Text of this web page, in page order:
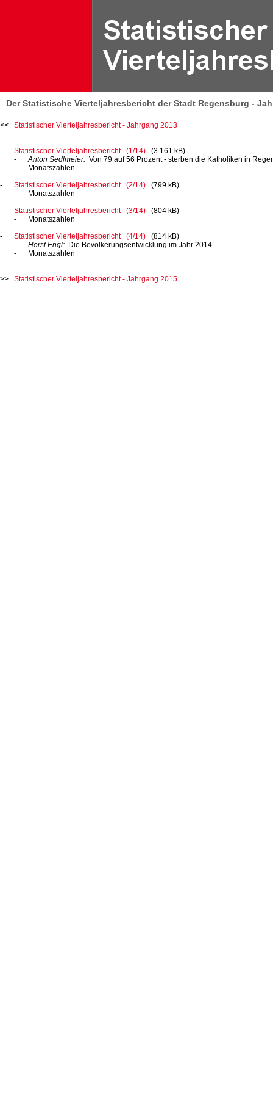
Der Statistische Vierteljahresbericht der Stadt Regensburg -
Statistischer Vierteljahresbericht - Jahrgang 2013
Statistischer Vierteljahresbericht (1/14)
(3.161 kB)
Anton Sedlmeier: Von 79 auf 56 Prozent- sterben die Katholiken in
Monatszahlen
Statistischer Vierteljahresbericht (2/14)
(799 kB)
Monatszahlen
Statistischer Vierteljahresbericht (3/14)
(804 kB)
Monatszahlen
Statistischer Vierteljahresbericht (4/14)
(814 kB)
Horst Engl: Die Bevölkerungsentwicklung im Jahr 2014
Monatszahlen
Statistischer Vierteljahresbericht - Jahrgang 2015